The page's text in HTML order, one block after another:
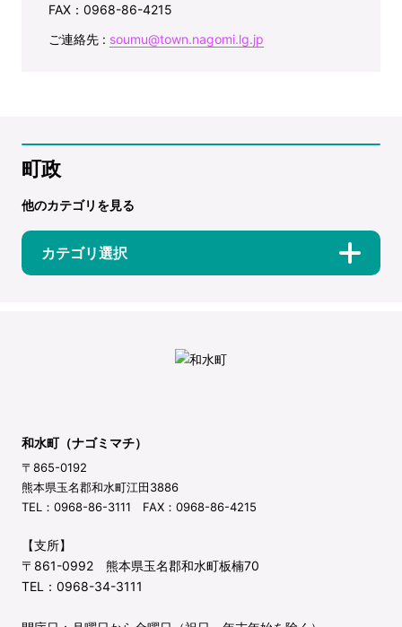
FAX：0968-86-4215
ご連絡先 : soumu@town.nagomi.lg.jp
町政
他のカテゴリを見る
カテゴリ選択
和水町（ナゴミマチ）
〒865-0192
熊本県玉名郡和水町江田3886
TEL：0968-86-3111 FAX：0968-86-4215
【支所】
〒861-0992 熊本県玉名郡和水町板楠70
TEL：0968-34-3111